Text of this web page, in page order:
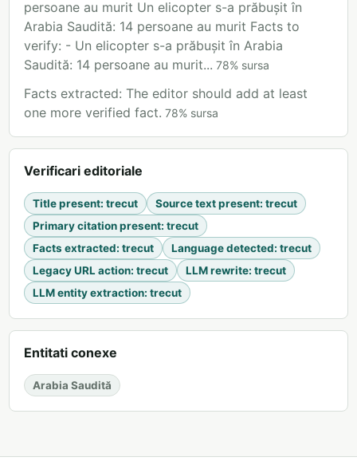
persoane au murit Un elicopter s-a prăbușit în
Arabia Saudită: 14 persoane au murit Facts to
verify: - Un elicopter s-a prăbușit în Arabia
Saudită: 14 persoane au murit... 78% sursa
Facts extracted: The editor should add at least
one more verified fact. 78% sursa
Verificari editoriale
Title present: trecut Source text present: trecut
Primary citation present: trecut
Facts extracted: trecut Language detected: trecut
Legacy URL action: trecut LLM rewrite: trecut
LLM entity extraction: trecut
Entitati conexe
Arabia Saudită